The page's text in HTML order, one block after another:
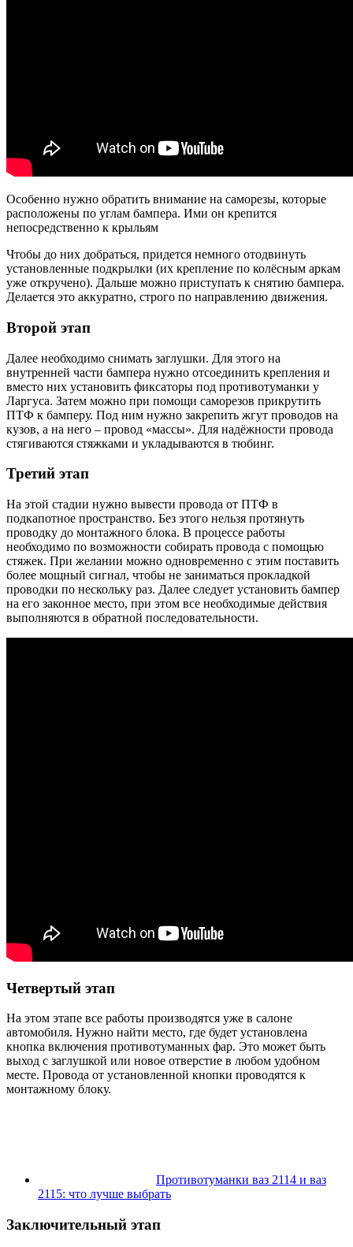
Особенно нужно обратить внимание на саморезы, которые
расположены по углам бампера. Ими он крепится
непосредственно к крыльям
Чтобы до них добраться, придется немного отодвинуть
установленные подкрылки (их крепление по колёсным аркам
уже откручено). Дальше можно приступать к снятию бампера.
Делается это аккуратно, строго по направлению движения.
Второй этап
Далее необходимо снимать заглушки. Для этого на
внутренней части бампера нужно отсоединить крепления и
вместо них установить фиксаторы под противотуманки у
Ларгуса. Затем можно при помощи саморезов прикрутить
ПТФ к бамперу. Под ним нужно закрепить жгут проводов на
кузов, а на него – провод «массы». Для надёжности провода
стягиваются стяжками и укладываются в тюбинг.
Третий этап
На этой стадии нужно вывести провода от ПТФ в
подкапотное пространство. Без этого нельзя протянуть
проводку до монтажного блока. В процессе работы
необходимо по возможности собирать провода с помощью
стяжек. При желании можно одновременно с этим поставить
более мощный сигнал, чтобы не заниматься прокладкой
проводки по нескольку раз. Далее следует установить бампер
на его законное место, при этом все необходимые действия
выполняются в обратной последовательности.
Четвертый этап
На этом этапе все работы производятся уже в салоне
автомобиля. Нужно найти место, где будет установлена
кнопка включения противотуманных фар. Это может быть
выход с заглушкой или новое отверстие в любом удобном
месте. Провода от установленной кнопки проводятся к
монтажному блоку.
Противотуманки ваз 2114 и ваз
2115: что лучше выбрать
Заключительный этап